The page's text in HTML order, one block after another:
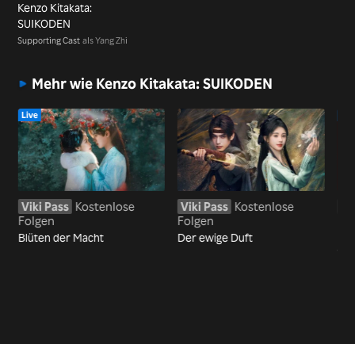
Kenzo Kitakata:
SUIKODEN
Supporting Cast als Yang Zhi
Mehr wie Kenzo Kitakata: SUIKODEN
Live
Viki Pass Kostenlose
Folgen
Blüten der Macht
Viki Pass Kostenlose
Folgen
Der ewige Duft